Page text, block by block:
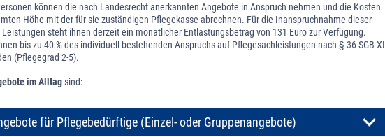
können die nach Landesrecht anerkannten Angebote in Anspruch nehmen und die Kosten
Höhe mit der für sie zuständigen Pflegekasse abrechnen. Für die Inanspruchnahme dieser
steht ihnen derzeit ein monatlicher Entlastungsbetrag von 131 Euro zur Verfügung.
bis zu 40 % des individuell bestehenden Anspruchs auf Pflegesachleistungen nach § 36 SGB XI
(Pflegegrad 2-5).
im Alltagsind:
für Pflegebedürftige (Einzel- oder Gruppenangebote)